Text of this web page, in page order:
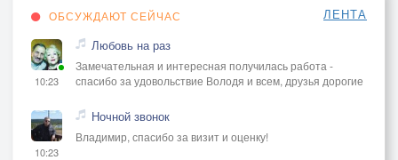
ОБСУЖДАЮТ СЕЙЧАС ЛЕНТА
10:23
Любовь на раз
Замечательная и интересная получилась работа -
спасибо за удовольствие Володя и всем, друзья дорогие
10:23
Ночной звонок
Владимир, спасибо за визит и оценку!